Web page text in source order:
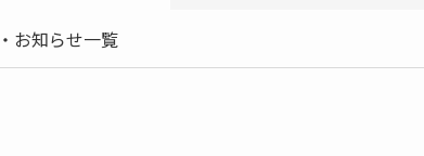
お知らせ一覧